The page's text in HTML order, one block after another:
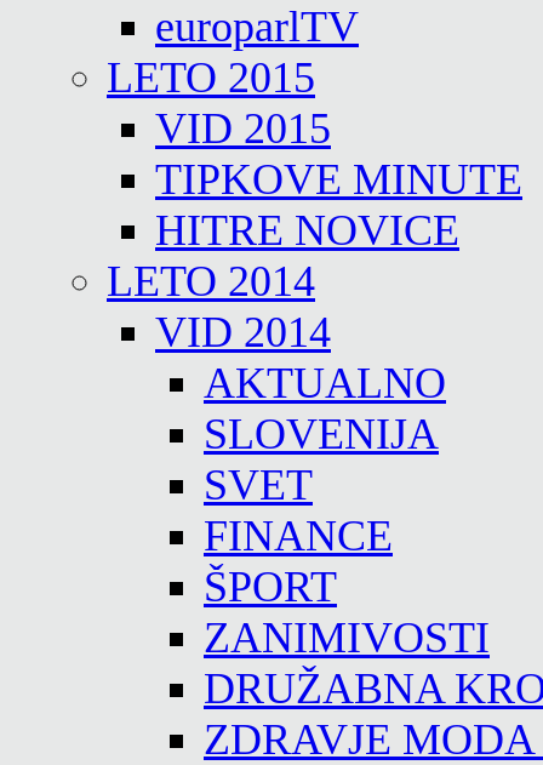
europarlTV
LETO 2015
VID 2015
TIPKOVE MINUTE
HITRE NOVICE
LETO 2014
VID 2014
AKTUALNO
SLOVENIJA
SVET
FINANCE
ŠPORT
ZANIMIVOSTI
DRUŽABNA
ZDRAVJE